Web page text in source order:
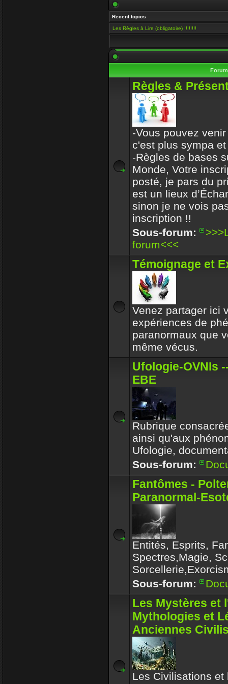
Salut Venusia, oui je
histoire de conserver
15 Mai 2019 00:13
Il y a encore quelqu'un
VénusiaBis
10 Mai 2019 11:53
Merci frérot d'avoir,
ans
mastercoach
31 Déc 2017 10:32
l-iap-t3413.html
Enjoy
30 Déc 2017 16:47
Bon voyage frerot
Enjoy
30 Déc 2017 16:32
Circle avait toujours
respectait
Enjoy
30 Déc 2017 16:32
Recent topics
Les Règles à Lire (obligatoire) !!!!!!!!
Règles &
-Vous pouvez
c'est plus sympa
-Règles de bases
Monde, Votre
posté, je pars du
est un lieux
sinon je ne vois
inscription !!
Sous-forum:
forum<<<
Témoignage et
Venez partager ici
expériences de
paranormaux que
même vécus.
Ufologie-OVNIs
EBE
Rubrique
ainsi qu'aux
Ufologie,
Sous-forum:
Fantômes -
Paranormal-
Entités, Esprits,
Spectres,Magie,
Sous-forum:
Les Mystères et
Mythologies et
Anciennes
Les Civilisations